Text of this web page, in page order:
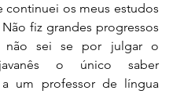
continuei os meus estudos
fiz grandes progressos
não sei se por julgar o
o único saber
a um professor de língua